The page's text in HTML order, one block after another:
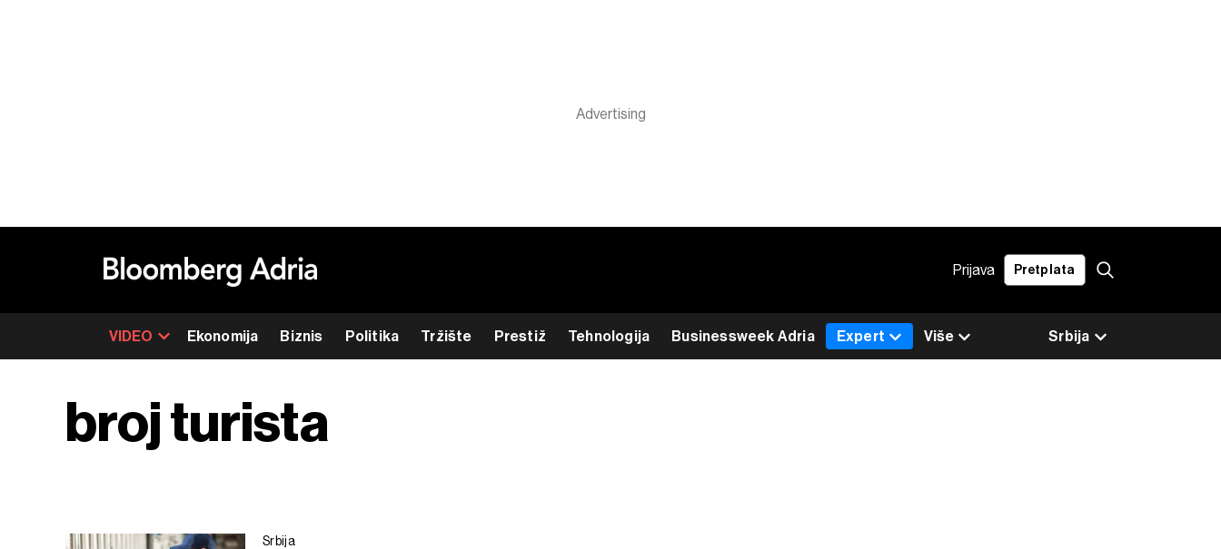
Prijava Pretplata
VIDEO Ekonomija Biznis Politika Tržište Prestiž Tehnologija Businessweek Adria Srbija
Expert Više
broj turista
Srbija